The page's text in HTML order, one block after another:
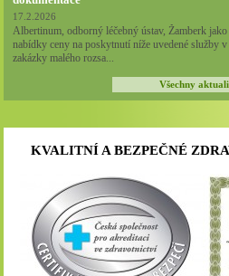
17.2.2026
Albertinum, odborný léčebný ústav, Žamberk
nabídky ceny na poskytnutí níže uvedené služby
zakázky malého rozsa...
Všechny
KVALITNÍ A BEZPEČNÉ